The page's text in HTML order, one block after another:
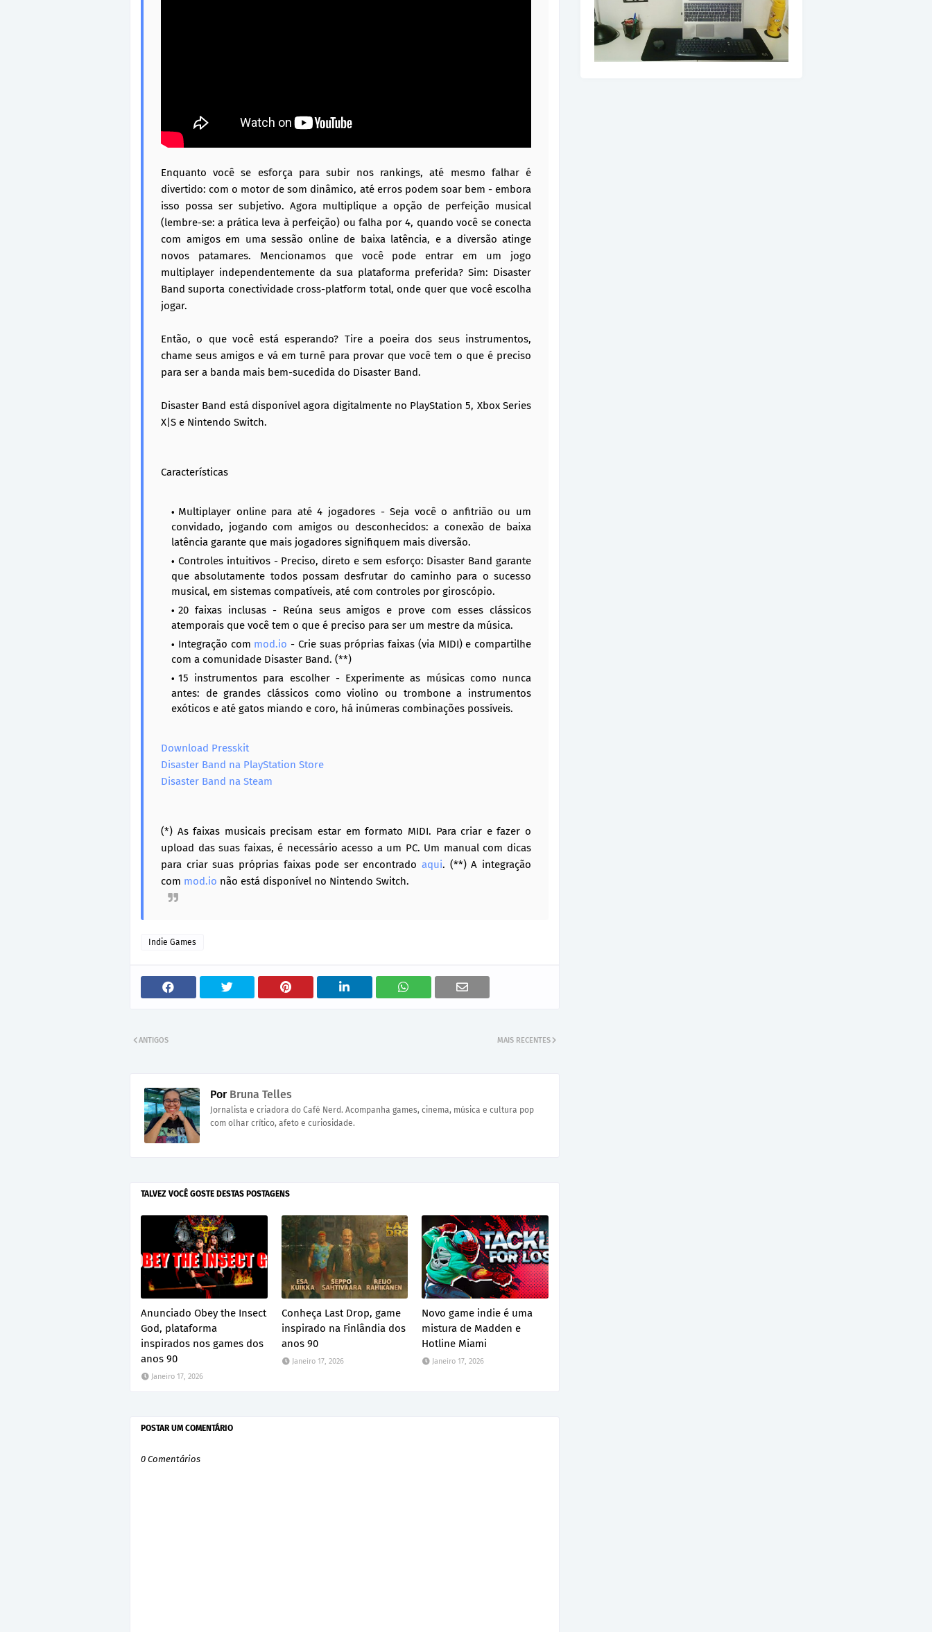
Enquanto você se esforça para subir nos rankings, até mesmo falhar é
divertido: com o motor de som dinâmico, até erros podem soar bem - embora
isso possa ser subjetivo. Agora multiplique a opção de perfeição musical
(lembre-se: a prática leva à perfeição) ou falha por 4, quando você se conecta
com amigos em uma sessão online de baixa latência, e a diversão atinge
novos patamares. Mencionamos que você pode entrar em um jogo
multiplayer independentemente da sua plataforma preferida? Sim: Disaster
Band suporta conectividade cross-platform total, onde quer que você escolha
jogar.
Então, o que você está esperando? Tire a poeira dos seus instrumentos,
chame seus amigos e vá em turnê para provar que você tem o que é preciso
para ser a banda mais bem-sucedida do Disaster Band.
Disaster Band está disponível agora digitalmente no PlayStation 5, Xbox Series
X|S e Nintendo Switch.
Características
Multiplayer online para até 4 jogadores - Seja você o anfitrião ou um
convidado, jogando com amigos ou desconhecidos: a conexão de baixa
latência garante que mais jogadores signifiquem mais diversão.
Controles intuitivos - Preciso, direto e sem esforço: Disaster Band garante
que absolutamente todos possam desfrutar do caminho para o sucesso
musical, em sistemas compatíveis, até com controles por giroscópio.
20 faixas inclusas - Reúna seus amigos e prove com esses clássicos
atemporais que você tem o que é preciso para ser um mestre da música.
Integração com mod.io - Crie suas próprias faixas (via MIDI) e compartilhe
com a comunidade Disaster Band. (**)
15 instrumentos para escolher - Experimente as músicas como nunca
antes: de grandes clássicos como violino ou trombone a instrumentos
exóticos e até gatos miando e coro, há inúmeras combinações possíveis.
Download Presskit
Disaster Band na PlayStation Store
Disaster Band na Steam
(*) As faixas musicais precisam estar em formato MIDI. Para criar e fazer o
upload das suas faixas, é necessário acesso a um PC. Um manual com dicas
para criar suas próprias faixas pode ser encontradoaqui. (**) A integração
com mod.io não está disponível no Nintendo Switch.
Indie Games
MAIS RECENTES
ANTIGOS
PorBruna Telles
Jornalista e criadora do Café Nerd. Acompanha games, cinema, música e cultura pop
com olhar crítico, afeto e curiosidade.
TALVEZ VOCÊ GOSTE DESTAS POSTAGENS
Anunciado Obey the Insect
God, plataforma
inspirados nos games dos
anos 90
Janeiro 17, 2026
Conheça Last Drop, game
inspirado na Finlândia dos
anos 90
Janeiro 17, 2026
Novo game indie é uma
mistura de Madden e
Hotline Miami
Janeiro 17, 2026
POSTAR UM COMENTÁRIO
0 Comentários